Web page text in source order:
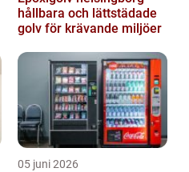
hållbara och lättstädade
golv för krävande miljöer
05 juni 2026